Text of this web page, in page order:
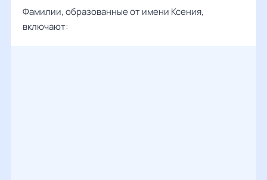
Фамилии, образованные от имени Ксения,
включают: